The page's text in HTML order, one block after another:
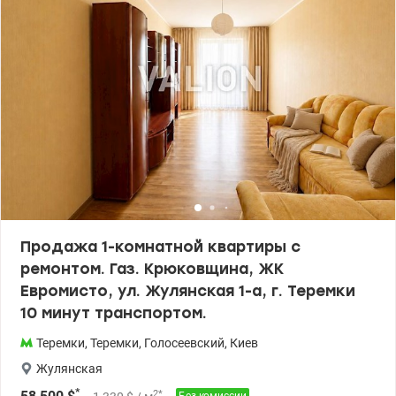
Продажа 1-комнатной квартиры с
ремонтом. Газ. Крюковщина, ЖК
Евромисто, ул. Жулянская 1-а, г. Теремки
10 минут транспортом.
Теремки, Теремки, Голосеевский, Киев
Жулянская
* 2*